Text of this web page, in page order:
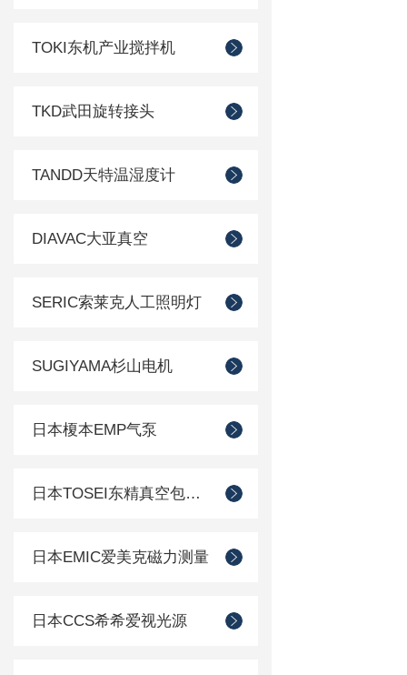
TOKI东机产业搅拌机
TKD武田旋转接头
TANDD天特温湿度计
DIAVAC大亚真空
SERIC索莱克人工照明灯
SUGIYAMA杉山电机
日本榎本EMP气泵
日本TOSEI东精真空包装机
日本EMIC爱美克磁力测量
日本CCS希希爱视光源